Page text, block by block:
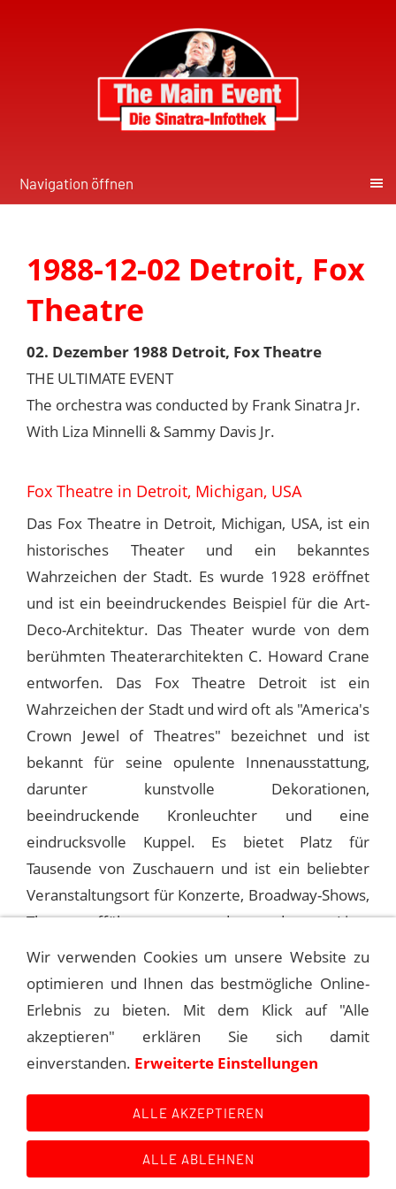
Navigation öffnen
1988-12-02 Detroit, Fox
Theatre
02. Dezember 1988 Detroit, Fox Theatre
THE ULTIMATE EVENT
The orchestra was conducted by Frank Sinatra Jr.
With Liza Minnelli & Sammy Davis Jr.
Fox Theatre in Detroit, Michigan, USA
Das Fox Theatre in Detroit, Michigan, USA, ist ein
historisches Theater und ein bekanntes
Wahrzeichen der Stadt. Es wurde 1928 eröffnet
und ist ein beeindruckendes Beispiel für die Art-
Deco-Architektur. Das Theater wurde von dem
berühmten Theaterarchitekten C. Howard Crane
entworfen. Das Fox Theatre Detroit ist ein
Wahrzeichen der Stadt und wird oft als "America's
Crown Jewel of Theatres" bezeichnet und ist
bekannt für seine opulente Innenausstattung,
darunter kunstvolle Dekorationen,
beeindruckende Kronleuchter und eine
eindrucksvolle Kuppel. Es bietet Platz für
Tausende von Zuschauern und ist ein beliebter
Veranstaltungsort für Konzerte, Broadway-Shows,
Theateraufführungen und andere Live-
Veranstaltungen.
1988-12-01 DETROIT, FOX THEATRE
1988-12-03 DETROIT, FOX THEATRE
Main Event History
Wir verwenden Cookies um unsere Website zu
optimieren und Ihnen das bestmögliche Online-
Erlebnis zu bieten. Mit dem Klick auf "Alle
akzeptieren" erklären Sie sich damit
einverstanden. Erweiterte Einstellungen
ALLE AKZEPTIEREN
ALLE ABLEHNEN